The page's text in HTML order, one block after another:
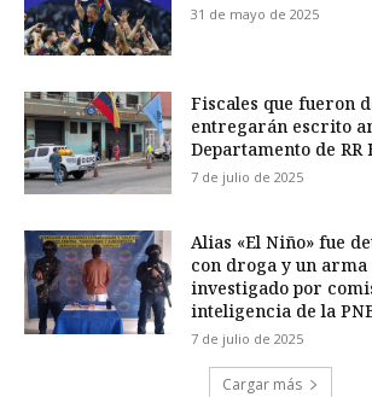
31 de mayo de 2025
Fiscales que fueron
entregarán escrito
Departamento de RR
7 de julio de 2025
Alias «El Niño» fue
con droga y un arma
investigado por
inteligencia de la
7 de julio de 2025
Cargar más